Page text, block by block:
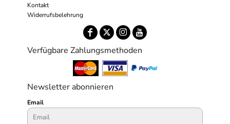
Kontakt
Widerrufsbelehrung
Verfügbare Zahlungsmethoden
Newsletter abonnieren
Email